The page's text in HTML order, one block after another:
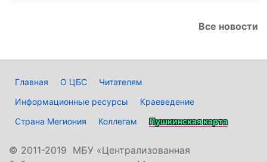
Все новости
Главная О ЦБС
Читателям
Информационные ресурсы
Краеведение
Страна Мегиония
Коллегам Пушкинская карта
© 2011-2019 МБУ «Централизованная